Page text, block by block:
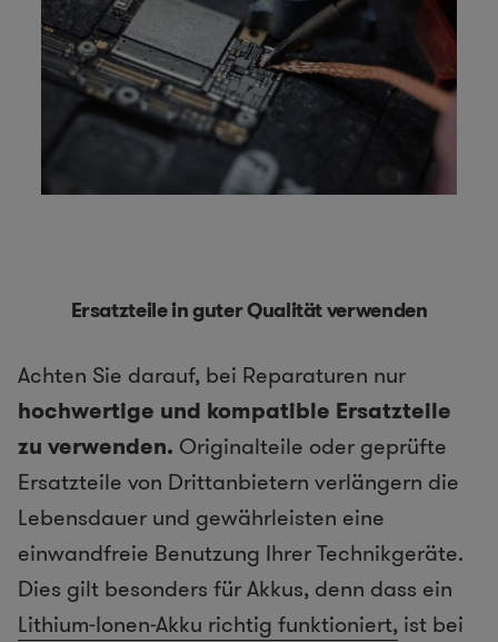
Ersatzteile in guter Qualität verwenden
Achten Sie darauf, bei Reparaturen nur
hochwertige und kompatible Ersatzteile
zu verwenden. Originalteile oder geprüfte
Ersatzteile von Drittanbietern verlängern die
Lebensdauer und gewährleisten eine
einwandfreie Benutzung Ihrer Technikgeräte.
Dies gilt besonders für Akkus, denn dass ein
Lithium-Ionen-Akku richtig funktioniert, ist bei